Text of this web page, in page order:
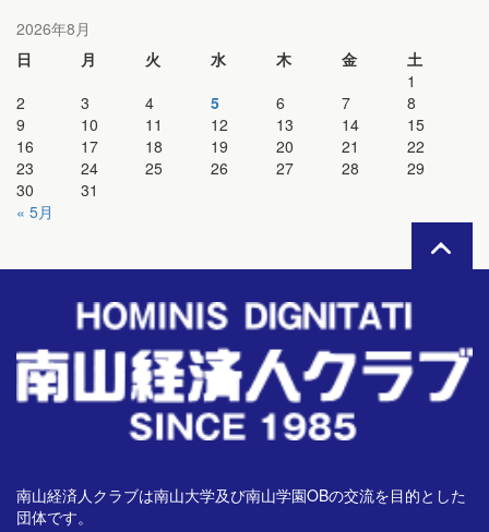
2026年8月
日
月 火 水 木 金
土
1
2
3 4 5 6 7
8
9
10 11 12 13 14
15
16
17 18 19 20 21
22
23
24 25 26 27 28
29
30
31
« 5月
南山経済人クラブは南山大学及び南山学園OBの交流を目的とした
団体です。